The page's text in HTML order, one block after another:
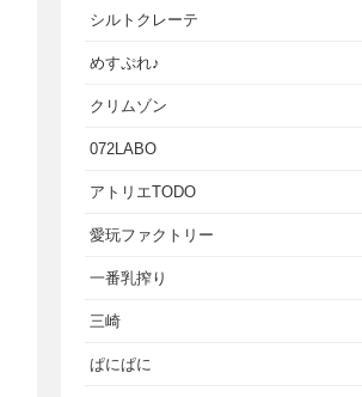
シルトクレーテ
めすぷれ♪
クリムゾン
072LABO
アトリエTODO
愛玩ファクトリー
一番乳搾り
三崎
ぱにぱに